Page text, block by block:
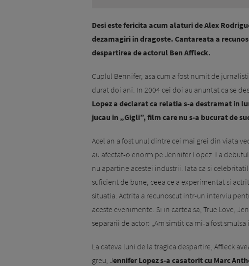
Desi este fericita acum alaturi de Alex
dezamagiri in dragoste. Cantareata a
despartirea de actorul Ben Affleck.
Cuplul Bennifer, asa cum a fost numit de
durat doi ani. In 2004 cei doi au anuntat ca se
Lopez a declarat ca relatia s-a destramat in
jucau in „Gigli”, film care nu s-a bucurat de
Acel an a fost unul dintre cei mai grei din viata
au afectat-o enorm pe Jennifer Lopez. La
nu apartine acestei industrii. Iata ca si
suficient de bune, ceea ce a experimentat si
situatia. Actrita a recunoscut intr-un interviu
aceste evenimente. Si in cartea sa, True Love,
separarii de actor: „Am simtit ca mi-a fost
La cateva luni de la tragica despartire, Affleck
greu, Jennifer Lopez s-a casatorit cu Marc